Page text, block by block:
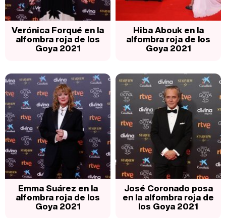
Verónica Forqué en la
alfombra roja de los
Goya 2021
Hiba Abouk en la
alfombra roja de los
Goya 2021
Emma Suárez en la
alfombra roja de los
Goya 2021
José Coronado posa
en la alfombra roja de
los Goya 2021